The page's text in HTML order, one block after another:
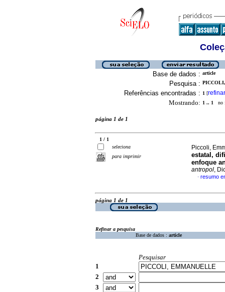
Base de dados : article
Pesquisa :
Referências encontradas : 1 [refinar
Mostrando: 1 .. 1 no
página 1 de 1
1 / 1
seleciona
para imprimir
Piccoli,
estatal,
enfoque
antropol,
· resumo
página 1 de 1
Refinar a pesquisa
Base de dados : article
Pesquisar
1
2
3